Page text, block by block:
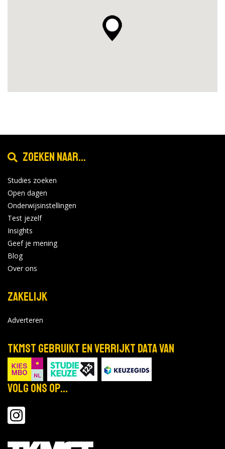
Zoeken naar...
Studies zoeken
Open dagen
Onderwijsinstellingen
Test jezelf
Insights
Geef je mening
Blog
Over ons
Zakelijk
Adverteren
TKMST gebruikt en verrijkt data van
Volg ons op...